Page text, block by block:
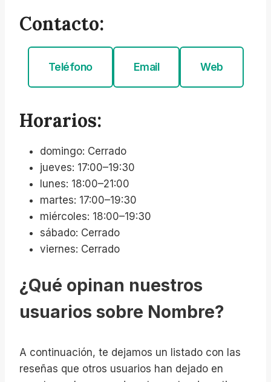
Contacto:
Teléfono Email Web
Horarios:
domingo: Cerrado
jueves: 17:00–19:30
lunes: 18:00–21:00
martes: 17:00–19:30
miércoles: 18:00–19:30
sábado: Cerrado
viernes: Cerrado
¿Qué opinan nuestros
usuarios sobre Nombre?
A continuación, te dejamos un listado con las
reseñas que otros usuarios han dejado en